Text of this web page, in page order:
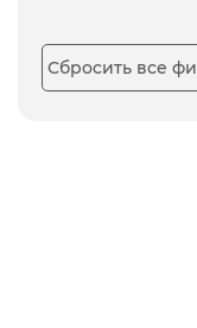
Сбросить все